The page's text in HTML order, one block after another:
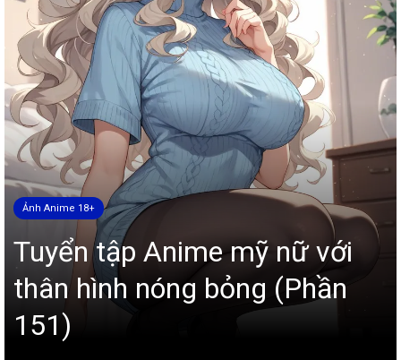
Ảnh Anime 18+
Tuyển tập Anime mỹ nữ với
thân hình nóng bỏng (Phần
151)